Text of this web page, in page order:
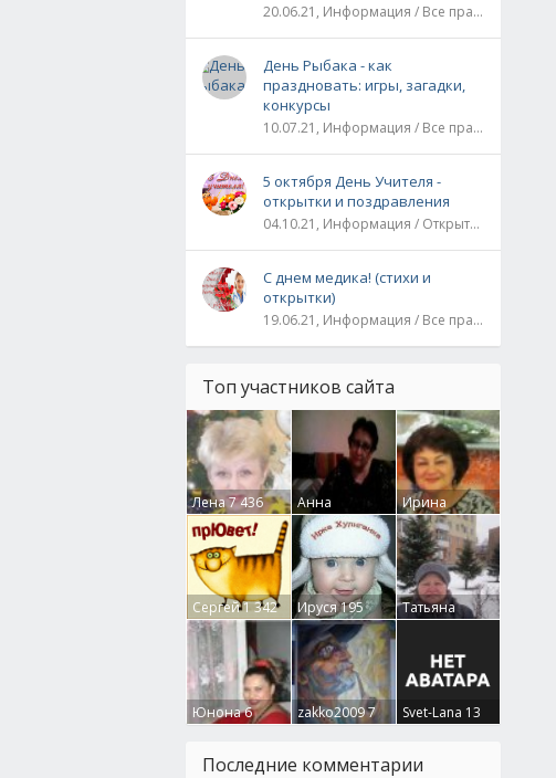
20.06.21, Информация / Все праздники / Рассказы и истории
День Рыбака - как
праздновать: игры, загадки,
конкурсы
10.07.21, Информация / Все праздники
5 октября День Учителя -
открытки и поздравления
04.10.21, Информация / Открытки / Все праздники
С днем медика! (стихи и
открытки)
19.06.21, Информация / Все праздники
Топ участников сайта
Лена7 436
Анна
Гумлевая0
Ирина
Бруцкая41
Сергей1 342 Ируся195
Татьяна
Крючкова0
Юнона6 zakko20097 Svet-Lana 13
Последние комментарии